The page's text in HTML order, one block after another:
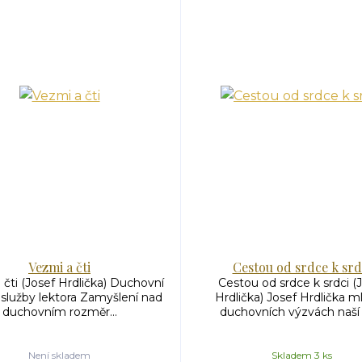
Vezmi a čti
čti (Josef Hrdlička) Duchovní
lektora Zamyšlení nad
duchovním rozměr...
Není skladem
Cestou od srdce k
Cestou od srdce k srdci
Hrdlička) Josef Hrdlička
duchovních výzvách naší
Skladem 3 ks